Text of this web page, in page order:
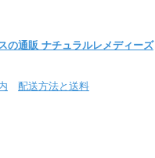
の通販 ナチュラルレメディーズ
配送方法と送料